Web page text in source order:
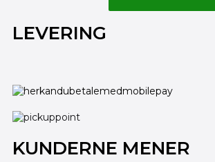
LEVERING
KUNDERNE MENER